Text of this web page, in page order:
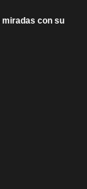
miradas con su